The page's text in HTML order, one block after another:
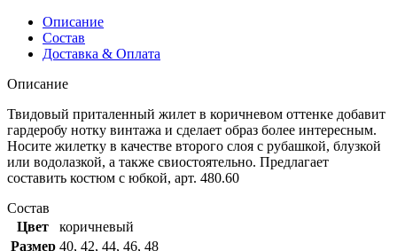
Описание
Состав
Доставка & Оплата
Описание
Твидовый приталенный жилет в коричневом оттенке добавит
гардеробу нотку винтажа и сделает образ более интересным.
Носите жилетку в качестве второго слоя с рубашкой, блузкой
или водолазкой, а также свиостоятельно. Предлагает
составить костюм с юбкой, арт. 480.60
Состав
Цвет
коричневый
Размер 40, 42, 44, 46, 48